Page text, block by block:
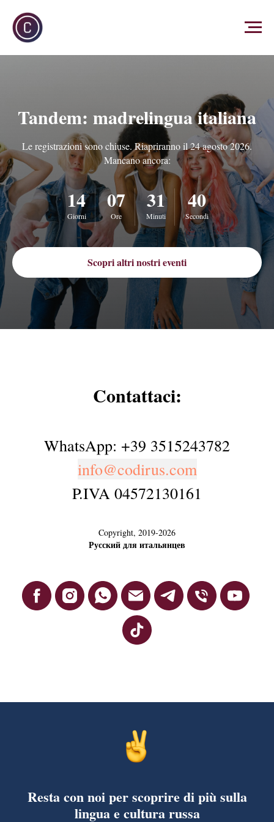
Tandem: madrelingua italiana
Le registrazioni sono chiuse. Riapriranno il 24 agosto 2026.
Mancano ancora:
14
Giorni
07
Ore
31
Minuti
39
Secondi
Scopri altri nostri eventi
Contattaci:
WhatsApp: +39 3515243782
info@codirus.com
P.IVA 04572130161
Copyright, 2019-2026
Русский для итальянцев
Resta con noi per scoprire di più sulla
lingua e cultura russa